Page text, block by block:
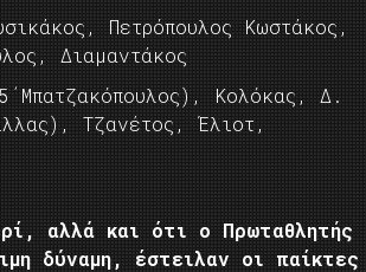
Πετρόπουλος Κωστάκος,
Διαμαντάκος
Κολόκας, Δ.
Τζανέτος, Έλιοτ,
αλλά και ότι ο Πρωταθλητής
δύναμη, έστειλαν οι παίκτες